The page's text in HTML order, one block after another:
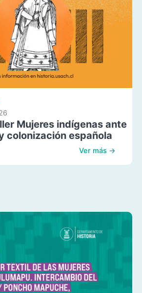
Mujeres indígenas ante
colonización española
Ver más →